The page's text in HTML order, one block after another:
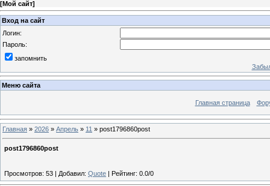
[Мой сайт]
Вход на сайт
Логин:
Пароль:
запомнить
Меню сайта
Главная страница
Главная » 2026 » Апрель » 11 » post1796860post
post1796860post
Просмотров: 53 | Добавил: Quote | Рейтинг: 0.0/0